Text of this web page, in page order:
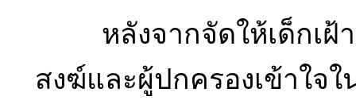
หลังจากจัดให้เด็กเฝ้า
สงฆ์และผู้ปกครองเข้าใ